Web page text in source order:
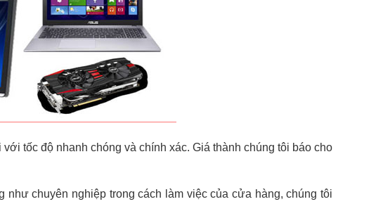
tốc độ nhanh chóng và chính xác. Giá thành chúng tôi báo cho
chuyên nghiệp trong cách làm việc của cửa hàng, chúng tôi